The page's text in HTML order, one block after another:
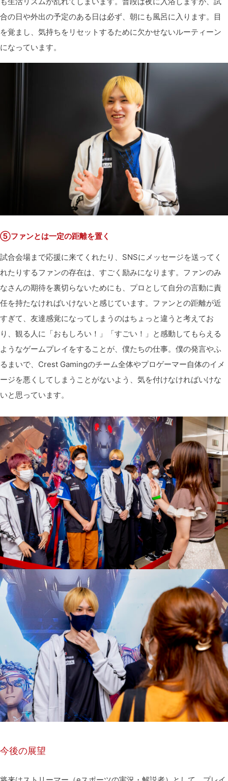
合の日や外出の予定のある日は必ず、朝にも風呂に入ります。目
を覚まし、気持ちをリセットするために欠かせないルーティーン
になっています。
⑤ファンとは一定の距離を置く
試合会場まで応援に来てくれたり、SNSにメッセージを送ってく
れたりするファンの存在は、すごく励みになります。ファンのみ
なさんの期待を裏切らないためにも、プロとして自分の言動に責
任を持たなければいけないと感じています。ファンとの距離が近
すぎて、友達感覚になってしまうのはちょっと違うと考えてお
り、観る人に「おもしろい！」「すごい！」と感動してもらえる
ようなゲームプレイをすることが、僕たちの仕事。僕の発言やふ
るまいで、Crest Gamingのチーム全体やプロゲーマー自体のイメ
ージを悪くしてしまうことがないよう、気を付けなければいけな
いと思っています。
今後の展望